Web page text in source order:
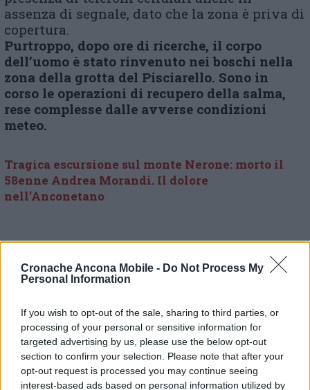
Cronache Ancona Mobile - Do Not Process My
Personal Information
If you wish to opt-out of the sale, sharing to third parties, or
processing of your personal or sensitive information for
targeted advertising by us, please use the below opt-out
section to confirm your selection. Please note that after your
opt-out request is processed you may continue seeing
interest-based ads based on personal information utilized by
assenza di segnale, dato che la zona è priva di
copertura.
Purtroppo, dopo ore di ricerche, il corpo
dell’uomo è stato rinvenuto nei boschi nella
zona della grotta del Pisciarello. Sono in
corso le operazioni di recupero della salma,
rese complesse dalle avverse condizioni
meteo.
Tragica escursione sul monte Nerone: morto il
58enne Andrea Morandi. Il dolore
nell’Anconetano
Vai alla home